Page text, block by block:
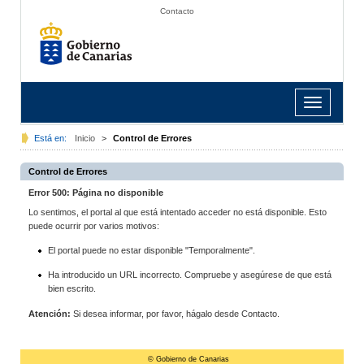
Contacto
Toggle
navigation
Está en: Inicio > Control de Errores
Control de Errores
Error 500: Página no disponible
Lo sentimos, el portal al que está intentado acceder no está disponible. Esto
puede ocurrir por varios motivos:
El portal puede no estar disponible "Temporalmente".
Ha introducido un URL incorrecto. Compruebe y asegúrese de que está
bien escrito.
Atención: Si desea informar, por favor, hágalo desde Contacto.
© Gobierno de Canarias